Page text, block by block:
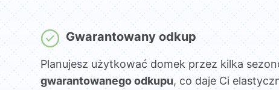
Gwarantowany odkup
Planujesz użytkować domek przez kilka
gwarantowanego odkupu, co daje Ci